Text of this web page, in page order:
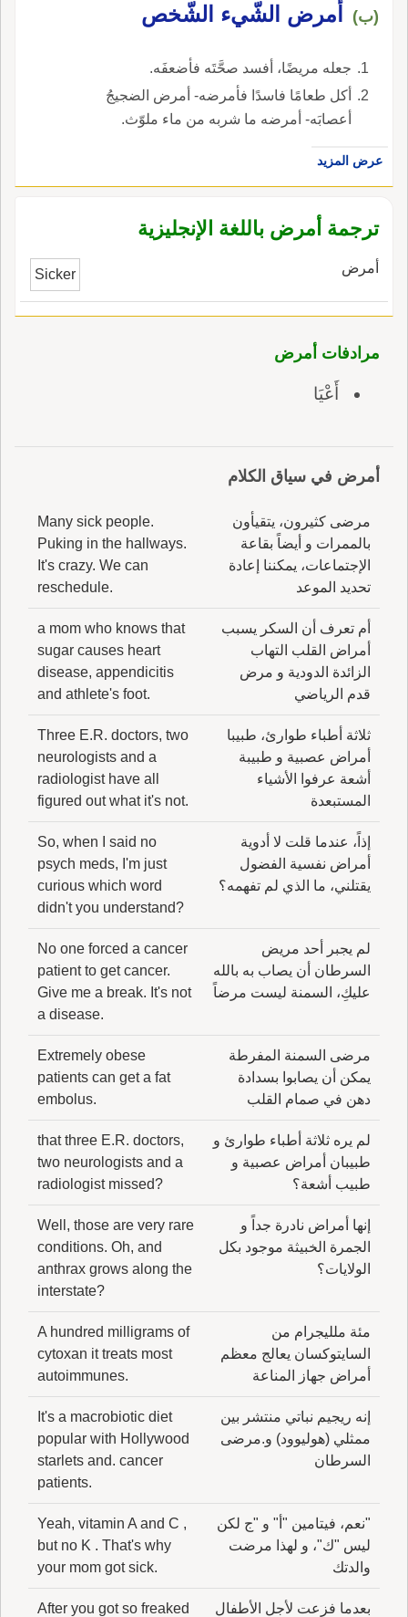
(ب) أمرض الشّيء الشّخص
جعله مريضًا، أفسد صحَّتَه فأضعفَه.
أكل طعامًا فاسدًا فأمرضه- أمرض الضجيجُ
أعصابَه- أمرضه ما شربه من ماء ملوّث.
عرض المزيد
ترجمة أمرض باللغة الإنجليزية
أمرض Sicker
مرادفات أمرض
أَعْيَا
أمرض في سياق الكلام
مرضى كثيرون، يتقيأون
بالممرات و أيضاً بقاعة
الإجتماعات، يمكننا إعادة
تحديد الموعد
Many sick people.
Puking in the hallways.
It's crazy. We can
reschedule.
أم تعرف أن السكر يسبب
أمراض القلب التهاب
الزائدة الدودية و مرض
قدم الرياضي
a mom who knows that
sugar causes heart
disease, appendicitis
and athlete's foot.
ثلاثة أطباء طوارئ، طبيبا
أمراض عصبية و طبيبة
أشعة عرفوا الأشياء
المستبعدة
Three E.R. doctors, two
neurologists and a
radiologist have all
figured out what it's not.
إذاً، عندما قلت لا أدوية
أمراض نفسية الفضول
يقتلني، ما الذي لم تفهمه؟
So, when I said no
psych meds, I'm just
curious which word
didn't you understand?
لم يجبر أحد مريض
السرطان أن يصاب به بالله
عليكِ، السمنة ليست مرضاً
No one forced a cancer
patient to get cancer.
Give me a break. It's not
a disease.
مرضى السمنة المفرطة
يمكن أن يصابوا بسدادة
دهن في صمام القلب
Extremely obese
patients can get a fat
embolus.
لم يره ثلاثة أطباء طوارئ و
طبيبان أمراض عصبية و
طبيب أشعة؟
that three E.R. doctors,
two neurologists and a
radiologist missed?
إنها أمراض نادرة جداً و
الجمرة الخبيثة موجود بكل
الولايات؟
Well, those are very rare
conditions. Oh, and
anthrax grows along the
interstate?
مئة ملليجرام من
السايتوكسان يعالج معظم
أمراض جهاز المناعة
A hundred milligrams of
cytoxan it treats most
autoimmunes.
إنه ريجيم نباتي منتشر بين
ممثلي (هوليوود) و.مرضى
السرطان
It's a macrobiotic diet
popular with Hollywood
starlets and. cancer
patients.
"نعم، فيتامين "أ" و "ج لكن
ليس "ك"، و لهذا مرضت
والدتك
Yeah, vitamin A and C ,
but no K . That's why
your mom got sick.
بعدما فزعت لأجل الأطفال After you got so freaked